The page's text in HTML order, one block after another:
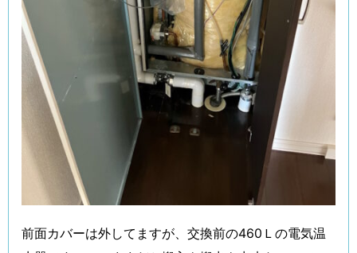
前面カバーは外してますが、交換前の460Ｌの電気温